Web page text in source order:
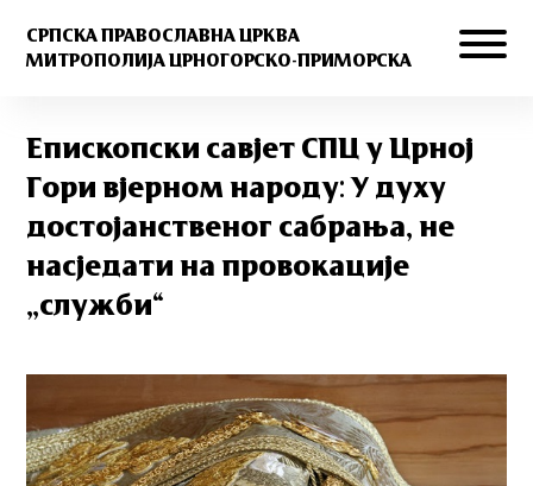
СРПСКА ПРАВОСЛАВНА ЦРКВА
МИТРОПОЛИЈА ЦРНОГОРСКО-ПРИМОРСКА
Епископски савјет СПЦ у Црној
Гори вјерном народу: У духу
достојанственог сабрања, не
насједати на провокације
„служби“